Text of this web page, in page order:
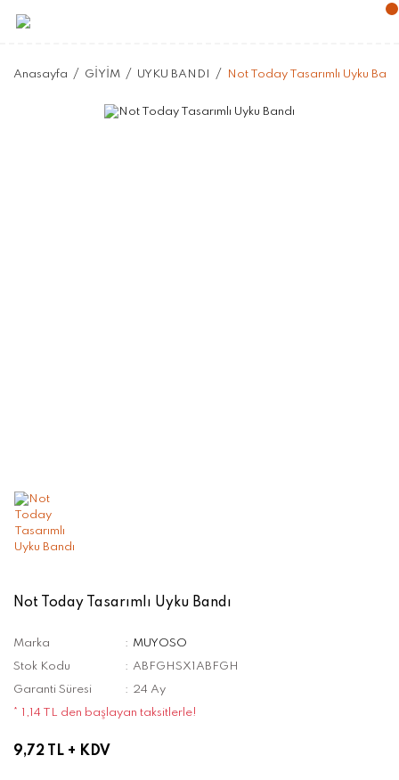
Anasayfa GİYİM UYKU BANDI Not Today Tasarımlı Uyku
Not Today Tasarımlı Uyku Bandı
Marka
MUYOSO
Stok Kodu
ABFGHSX1ABFGH
Garanti Süresi
24 Ay
* 1,14 TL den başlayan taksitlerle!
9,72 TL + KDV